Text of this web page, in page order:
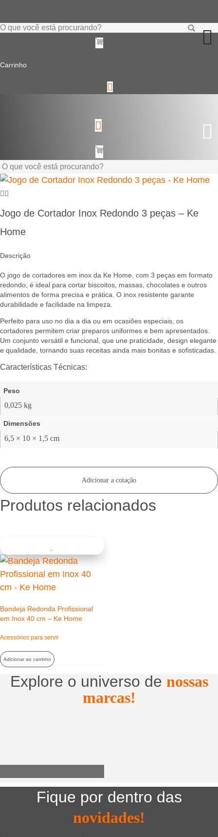
o
Pesquisar
...
Carrinho
Pesquisar
...
Jogo de Cortador Inox Redondo 3 peças – Ke
Home
Descrição
O jogo de cortadores em inox da Ke Home, com 3 peças em formato
redondo, é ideal para cortar biscoitos, massas, chocolates e outros
alimentos de forma precisa e prática. O inox resistente garante
durabilidade e facilidade na limpeza.
Perfeito para uso no dia a dia ou em ocasiões especiais, os
cortadores permitem criar preparos uniformes e bem apresentados.
Um conjunto versátil e funcional, que une praticidade, design elegante
e qualidade, tornando suas receitas ainda mais bonitas e sofisticadas.
Características Técnicas:
Peso
0,025 kg
Dimensões
6,5 × 10 × 1,5 cm
Adicionar a cotação
Produtos relacionados
Bandeja Redonda Profissional
em Inox 40 cm – Ke Home
Acessórios para servir
Adicionar ao carrinho
Explore o universo de nossas
marcas!
Fique por dentro das
novidades!